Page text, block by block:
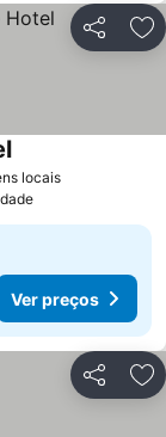
Partilhar
locais
Ver preços
Partilhar